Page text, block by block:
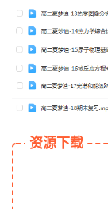
资源下载